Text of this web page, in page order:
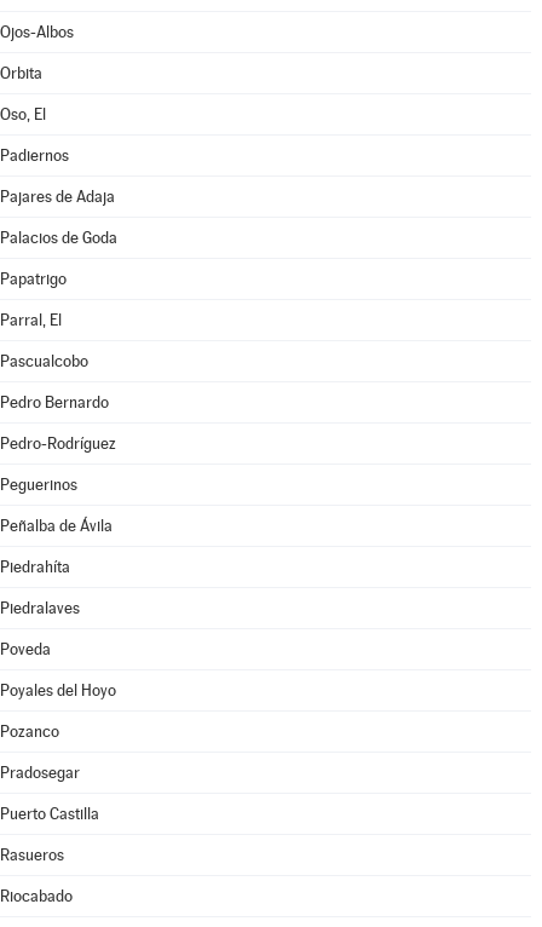
Ojos-Albos
Orbita
Oso, El
Padiernos
Pajares de Adaja
Palacios de Goda
Papatrigo
Parral, El
Pascualcobo
Pedro Bernardo
Pedro-Rodríguez
Peguerinos
Peñalba de Ávila
Piedrahíta
Piedralaves
Poveda
Poyales del Hoyo
Pozanco
Pradosegar
Puerto Castilla
Rasueros
Riocabado